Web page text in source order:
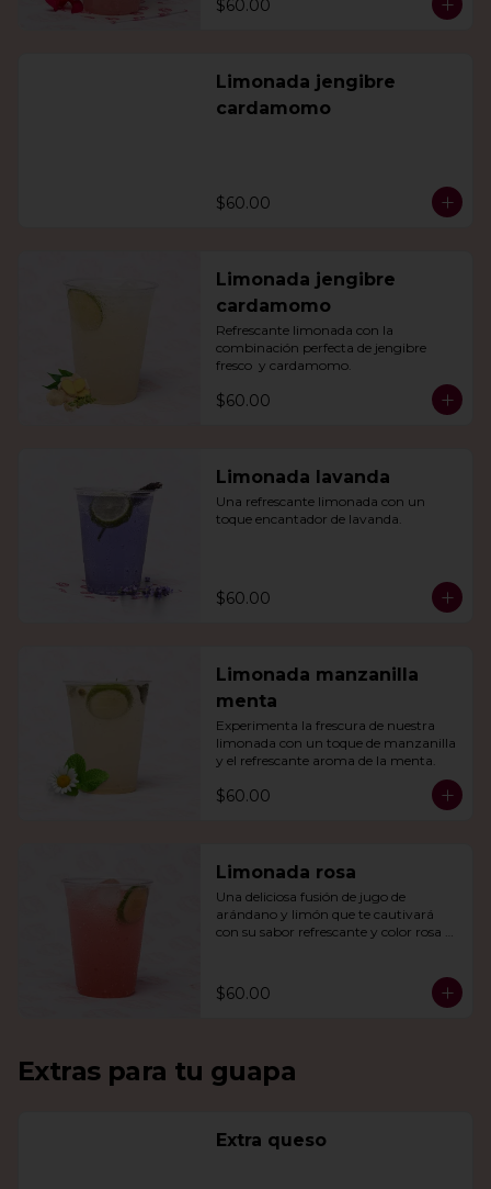
$60.00
Limonada jengibre
cardamomo
$60.00
Limonada jengibre
cardamomo
Refrescante limonada con la
combinación perfecta de jengibre
fresco  y cardamomo.
$60.00
Limonada lavanda
Una refrescante limonada con un
toque encantador de lavanda.
$60.00
Limonada manzanilla
menta
Experimenta la frescura de nuestra
limonada con un toque de manzanilla
y el refrescante aroma de la menta.
$60.00
Limonada rosa
Una deliciosa fusión de jugo de
arándano y limón que te cautivará
con su sabor refrescante y color rosa
$60.00
Extras para tu guapa
Extra queso